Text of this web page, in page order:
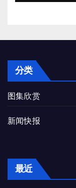
分类
图集欣赏
新闻快报
最近